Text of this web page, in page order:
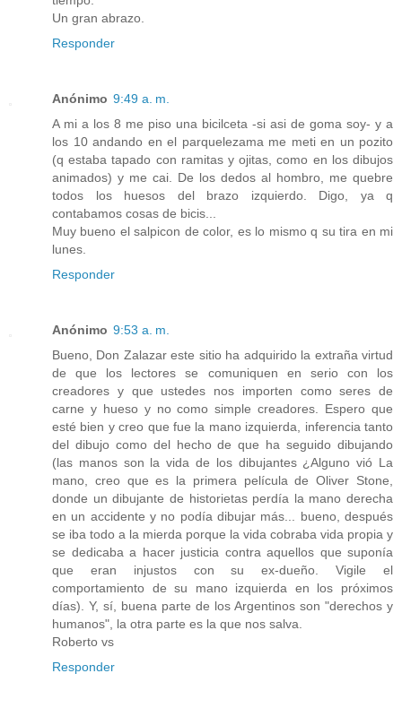
Un gran abrazo.
Responder
Anónimo 9:49 a. m.
A mi a los 8 me piso una bicilceta -si asi de goma soy- y a
los 10 andando en el parquelezama me meti en un pozito
(q estaba tapado con ramitas y ojitas, como en los dibujos
animados) y me cai. De los dedos al hombro, me quebre
todos los huesos del brazo izquierdo. Digo, ya q
contabamos cosas de bicis...
Muy bueno el salpicon de color, es lo mismo q su tira en mi
lunes.
Responder
Anónimo 9:53 a. m.
Bueno, Don Zalazar este sitio ha adquirido la extraña virtud
de que los lectores se comuniquen en serio con los
creadores y que ustedes nos importen como seres de
carne y hueso y no como simple creadores. Espero que
esté bien y creo que fue la mano izquierda, inferencia tanto
del dibujo como del hecho de que ha seguido dibujando
(las manos son la vida de los dibujantes ¿Alguno vió La
mano, creo que es la primera película de Oliver Stone,
donde un dibujante de historietas perdía la mano derecha
en un accidente y no podía dibujar más... bueno, después
se iba todo a la mierda porque la vida cobraba vida propia y
se dedicaba a hacer justicia contra aquellos que suponía
que eran injustos con su ex-dueño. Vigile el
comportamiento de su mano izquierda en los próximos
días). Y, sí, buena parte de los Argentinos son "derechos y
humanos", la otra parte es la que nos salva.
Roberto vs
Responder